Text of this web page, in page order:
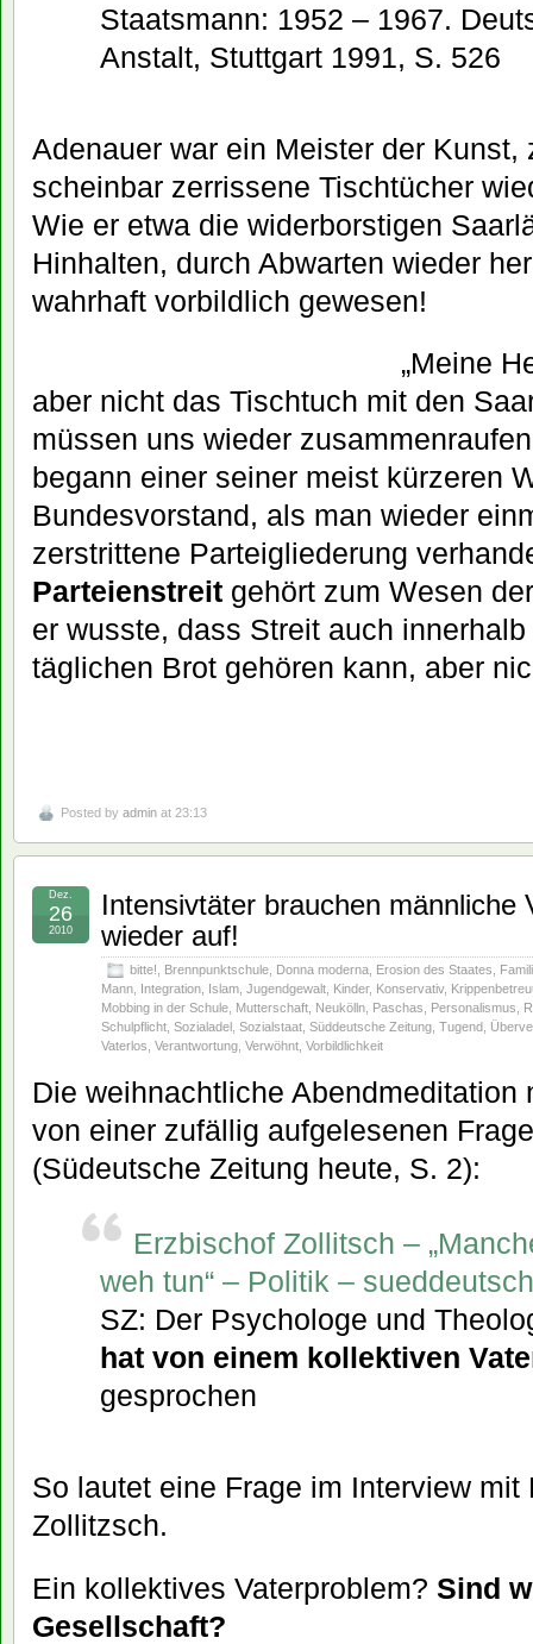
Staatsmann: 1952 – 1967.
Anstalt, Stuttgart 1991, S. 526
Adenauer war ein Meister der Kunst,
scheinbar zerrissene Tischtücher
Wie er etwa die widerborstigen
Hinhalten, durch Abwarten wieder
wahrhaft vorbildlich gewesen!
„Meine
aber nicht das Tischtuch mit den
müssen uns wieder
begann einer seiner meist kürzeren
Bundesvorstand, als man wieder
zerstrittene Parteigliederung
Parteienstreit gehört zum Wesen
er wusste, dass Streit auch
täglichen Brot gehören kann, aber
Posted by admin at 23:13
Intensivtäter brauchen männliche
wieder auf!
bitte! Brennpunktschule Donna moderna Erosion des Staates
Mann Integration Islam Jugendgewalt Kinder, Konservativ,
Mobbing in der Schule Mutterschaft Neukölln Paschas Personalismus
Schulpflicht Sozialadel Sozialstaat Süddeutsche Zeitung Tugend
Vaterlos Verantwortung Verwöhnt Vorbildlichkeit
Dez.
26
2010
Die weihnachtliche Abendmeditation
von einer zufällig aufgelesenen
(Südeutsche Zeitung heute, S. 2):
Erzbischof Zollitsch –
weh tun“ – Politik –
SZ: Der Psychologe und
hat von einem kollektiven
gesprochen
So lautet eine Frage im Interview mit
Zollitzsch.
Ein kollektives Vaterproblem? Sind
Gesellschaft?